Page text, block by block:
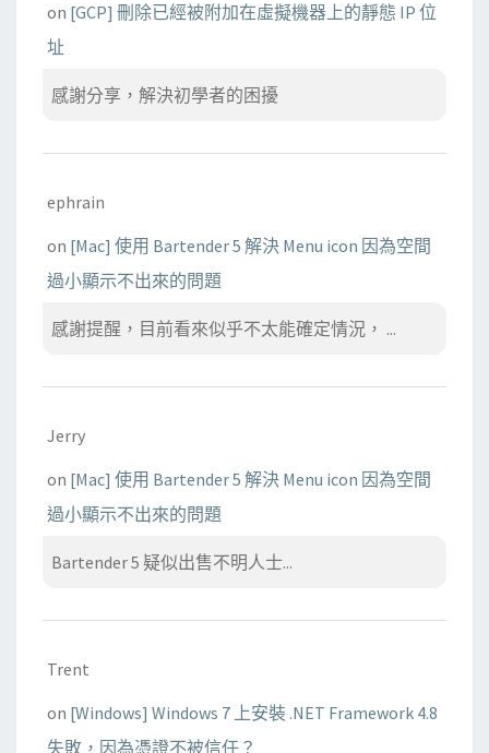
on [GCP] 刪除已經被附加在虛擬機器上的靜態 IP 位
址
感謝分享，解決初學者的困擾
ephrain
on [Mac] 使用 Bartender 5 解決 Menu icon 因為空間
過小顯示不出來的問題
感謝提醒，目前看來似乎不太能確定情況， ...
Jerry
on [Mac] 使用 Bartender 5 解決 Menu icon 因為空間
過小顯示不出來的問題
Bartender 5 疑似出售不明人士...
Trent
on [Windows] Windows 7 上安裝 .NET Framework 4.8
失敗，因為憑證不被信任？